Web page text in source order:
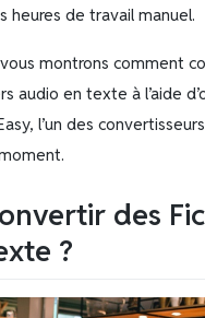
heures de travail manuel.
montrons comment
audio en texte à l’aide
l’un des
des
?